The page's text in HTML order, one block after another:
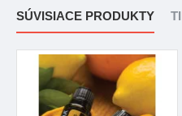
SÚVISIACE PRODUKTY